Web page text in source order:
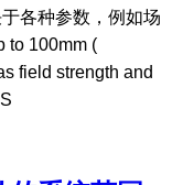
各种参数，例如场
to 100mm (
field strength and